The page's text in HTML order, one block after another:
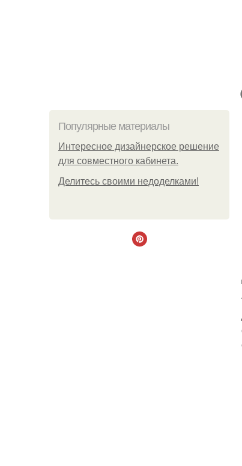
Популярные материалы
Интересное дизайнерское решение
для совместного кабинета.
Делитесь своими недоделками!